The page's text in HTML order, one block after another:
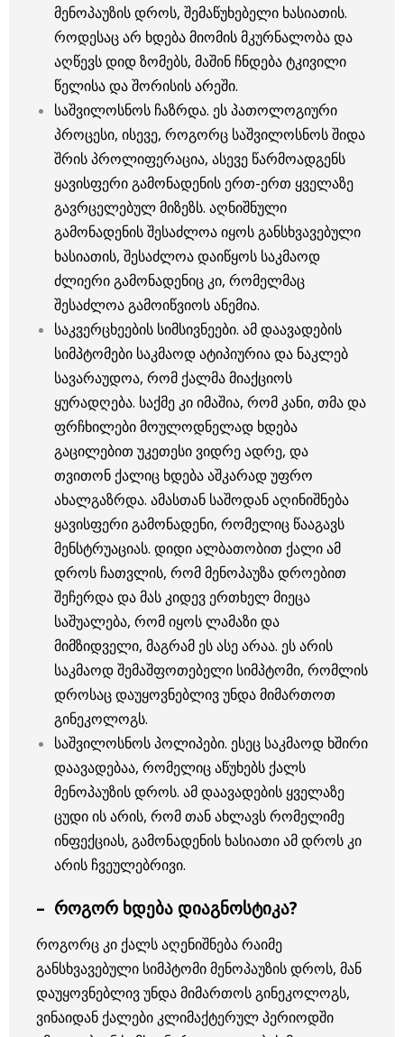
მენოპაუზის დროს, შემაწუხებელი ხასიათის.
როდესაც არ ხდება მიომის მკურნალობა და
აღწევს დიდ ზომებს, მაშინ ჩნდება ტკივილი
წელისა და შორისის არეში.
საშვილოსნოს ჩაზრდა. ეს პათოლოგიური
პროცესი, ისევე, როგორც საშვილოსნოს შიდა
შრის პროლიფერაცია, ასევე წარმოადგენს
ყავისფერი გამონადენის ერთ-ერთ ყველაზე
გავრცელებულ მიზეზს. აღნიშნული
გამონადენის შესაძლოა იყოს განსხვავებული
ხასიათის, შესაძლოა დაიწყოს საკმაოდ
ძლიერი გამონადენიც კი, რომელმაც
შესაძლოა გამოიწვიოს ანემია.
საკვერცხეების სიმსივნეები. ამ დაავადების
სიმპტომები საკმაოდ ატიპიურია და ნაკლებ
სავარაუდოა, რომ ქალმა მიაქციოს
ყურადღება. საქმე კი იმაშია, რომ კანი, თმა და
ფრჩხილები მოულოდნელად ხდება
გაცილებით უკეთესი ვიდრე ადრე, და
თვითონ ქალიც ხდება აშკარად უფრო
ახალგაზრდა. ამასთან საშოდან აღინიშნება
ყავისფერი გამონადენი, რომელიც წააგავს
მენსტრუაციას. დიდი ალბათობით ქალი ამ
დროს ჩათვლის, რომ მენოპაუზა დროებით
შეჩერდა და მას კიდევ ერთხელ მიეცა
საშუალება, რომ იყოს ლამაზი და
მიმზიდველი, მაგრამ ეს ასე არაა. ეს არის
საკმაოდ შემაშფოთებელი სიმპტომი, რომლის
დროსაც დაუყოვნებლივ უნდა მიმართოთ
გინეკოლოგს.
საშვილოსნოს პოლიპები. ესეც საკმაოდ ხშირი
დაავადებაა, რომელიც აწუხებს ქალს
მენოპაუზის დროს. ამ დაავადების ყველაზე
ცუდი ის არის, რომ თან ახლავს რომელიმე
ინფექციას, გამონადენის ხასიათი ამ დროს კი
არის ჩვეულებრივი.
– როგორ ხდება დიაგნოსტიკა?
როგორც კი ქალს აღენიშნება რაიმე
განსხვავებული სიმპტომი მენოპაუზის დროს, მან
დაუყოვნებლივ უნდა მიმართოს გინეკოლოგს,
ვინაიდან ქალები კლიმაქტერულ პერიოდში